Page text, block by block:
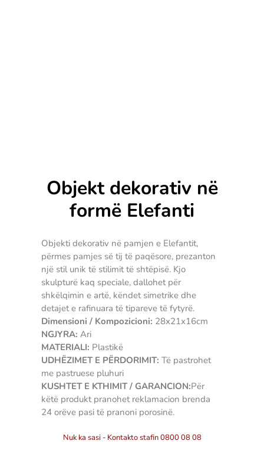
Objekt dekorativ në
formë Elefanti
Objekti dekorativ në pamjen e Elefantit,
përmes pamjes së tij të paqësore, prezanton
një stil unik të stilimit të shtëpisë. Kjo
skulpturë kaq speciale, dallohet për
shkëlqimin e artë, këndet simetrike dhe
detajet e rafinuara të tipareve të fytyrë.
Dimensioni / Kompozicioni: 28x21x16cm
NGJYRA: Ari
MATERIALI: Plastikë
UDHËZIMET E PËRDORIMIT: Të pastrohet
me pastruese pluhuri
KUSHTET E KTHIMIT / GARANCION:Për
këtë produkt pranohet reklamacion brenda
24 orëve pasi të pranoni porosinë.
Nuk ka sasi - Kontakto stafin 0800 08 08